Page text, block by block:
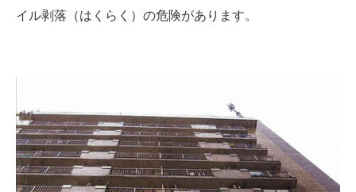
イル剥落（はくらく）の危険があります。